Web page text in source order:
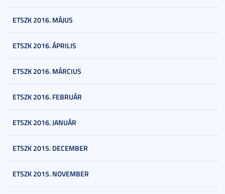
ETSZK 2016. MÁJUS
ETSZK 2016. ÁPRILIS
ETSZK 2016. MÁRCIUS
ETSZK 2016. FEBRUÁR
ETSZK 2016. JANUÁR
ETSZK 2015. DECEMBER
ETSZK 2015. NOVEMBER